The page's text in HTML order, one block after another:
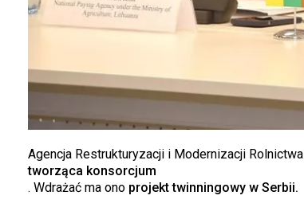
Agencja Restrukturyzacji i Modernizacji Rolnictwa
tworząca konsorcjum
. Wdrażać ma onoprojekt twinningowy w Serbii.